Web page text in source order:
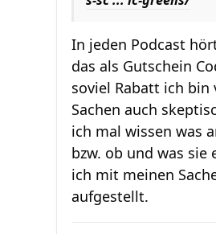
In jeden Podcast
das als Gutschein
soviel Rabatt ich bin
Sachen auch
ich mal wissen was
bzw. ob und was sie
ich mit meinen
aufgestellt.